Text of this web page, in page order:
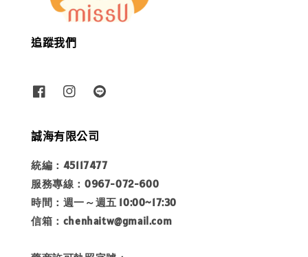
追蹤我們
誠海有限公司
統編：45117477
服務專線：0967-072-600
時間：週一～週五 10:00~17:30
信箱：chenhaitw@gmail.com